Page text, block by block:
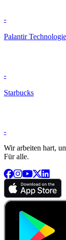
-
Palantir
-
Starbucks
-
Wir arbeiten hart,
Für alle.